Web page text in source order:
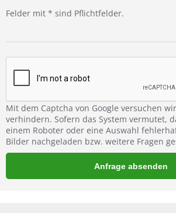
Felder mit * sind Pflichtfelder.
Mit dem Captcha von Google versuchen
verhindern. Sofern das System vermutet,
einem Roboter oder eine Auswahl
Bilder nachgeladen bzw. weitere Fragen